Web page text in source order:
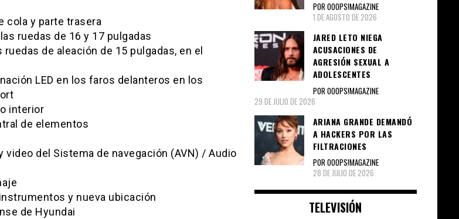
cola y parte trasera
ruedas de 16 y 17 pulgadas
de aleación de 15 pulgadas, en el
LED en los faros delanteros en los
interior
de elementos
video del Sistema de navegación (AVN) / Audio
y nueva ubicación
de Hyundai
POR OOOPS!MAGAZINE
1 DE AGOSTO DE 2026
JARED LETO NIEGA
ACUSACIONES DE
AGRESIÓN SEXUAL A
ADOLESCENTES
POR OOOPS!MAGAZINE
29 DE JULIO DE 2026
ARIANA GRANDE DEMANDÓ
A HACKERS POR LAS
FILTRACIONES
POR OOOPS!MAGAZINE
28 DE JULIO DE 2026
TELEVISIÓN